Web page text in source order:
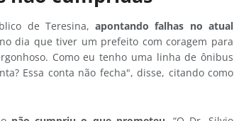
de Teresina, apontando falhas no atual
dia que tiver um prefeito com coragem para
Como eu tenho uma linha de ônibus
Essa conta não fecha", disse, citando como